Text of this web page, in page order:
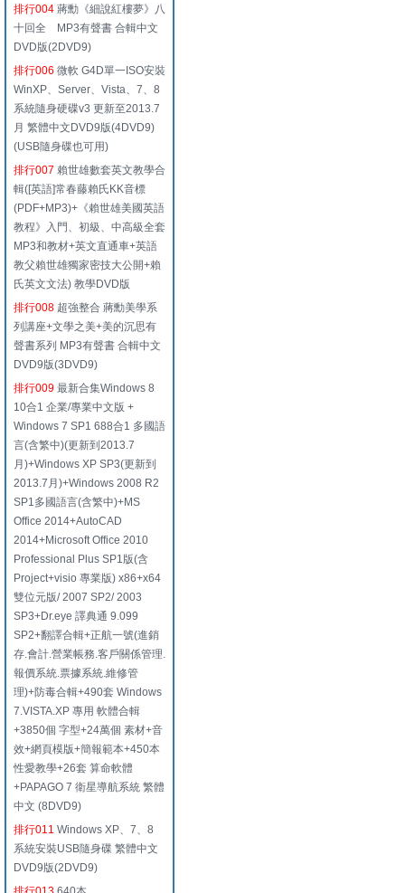
排行004 蔣勳《細說紅樓夢》八
十回全 MP3有聲書 合輯中文
DVD版(2DVD9)
排行006 微軟 G4D單一ISO安裝
WinXP、Server、Vista、7、8
系統隨身硬碟v3 更新至2013.7
月 繁體中文DVD9版(4DVD9)
(USB隨身碟也可用)
排行007 賴世雄數套英文教學合
輯([英語]常春藤賴氏KK音標
(PDF+MP3)+《賴世雄美國英語
教程》入門、初級、中高級全套
MP3和教材+英文直通車+英語
教父賴世雄獨家密技大公開+賴
氏英文文法) 教學DVD版
排行008 超強整合 蔣勳美學系
列講座+文學之美+美的沉思有
聲書系列 MP3有聲書 合輯中文
DVD9版(3DVD9)
排行009 最新合集Windows 8
10合1 企業/專業中文版 +
Windows 7 SP1 688合1 多國語
言(含繁中)(更新到2013.7
月)+Windows XP SP3(更新到
2013.7月)+Windows 2008 R2
SP1多國語言(含繁中)+MS
Office 2014+AutoCAD
2014+Microsoft Office 2010
Professional Plus SP1版(含
Project+visio 專業版) x86+x64
雙位元版/ 2007 SP2/ 2003
SP3+Dr.eye 譯典通 9.099
SP2+翻譯合輯+正航一號(進銷
存.會計.營業帳務.客戶關係管理.
報價系統.票據系統.維修管
理)+防毒合輯+490套 Windows
7.VISTA.XP 專用 軟體合輯
+3850個 字型+24萬個 素材+音
效+網頁模版+簡報範本+450本
性愛教學+26套 算命軟體
+PAPAGO 7 衛星導航系統 繁體
中文 (8DVD9)
排行011 Windows XP、7、8
系統安裝USB隨身碟 繁體中文
DVD9版(2DVD9)